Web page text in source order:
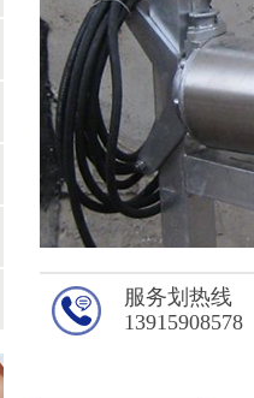
服务划热线
13915908578